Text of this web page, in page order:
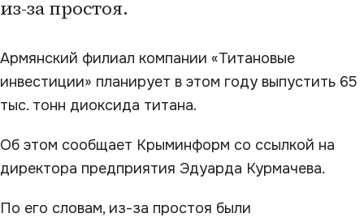
из-за простоя.
Армянский филиал компании «Титановые
инвестиции» планирует в этом году выпустить 65
тыс. тонн диоксида титана.
Об этом сообщает Крыминформ со ссылкой на
директора предприятия Эдуарда Курмачева.
По его словам, из-за простоя были